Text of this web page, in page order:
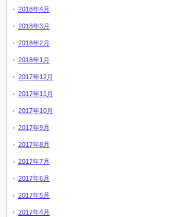
2018年4月
2018年3月
2018年2月
2018年1月
2017年12月
2017年11月
2017年10月
2017年9月
2017年8月
2017年7月
2017年6月
2017年5月
2017年4月